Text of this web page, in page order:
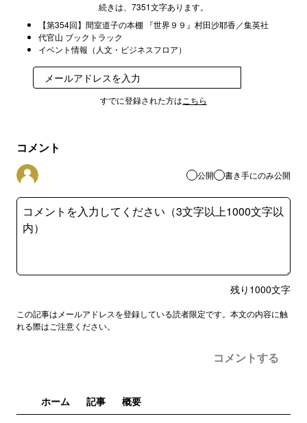
続きは、7351文字あります。
【第354回】間室道子の本棚 『世界９９』村田沙耶香／集英社
代官山 ブックトラック
イベント情報（人文・ビジネスフロア）
すでに登録された方は こちら
コメント
公開 書き手にのみ公開
残り 1000文字
この記事はメールアドレスを登録している読者限定です。本文の内容に触
れる際はご注意ください。
コメントする
ホーム 記事 概要